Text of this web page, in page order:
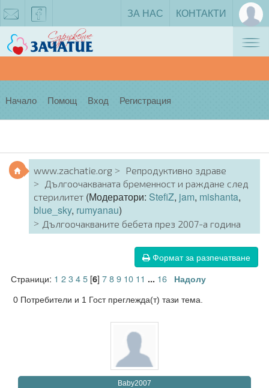
facebook
ЗА НАС КОНТАКТИ
Начало Помощ Вход Регистрация
www.zachatie.org
Репродуктивно здраве
Дългоочакваната бременност и раждане след
стерилитет(Модератори: StefiZ, jam, mishanta,
blue_sky, rumyanau)
Дългоочакваните бебета през 2007-а година
Формат за разпечатване
Страници: 1 2345[6] 789 10 11 ... 16 Надолу
0 Потребители и 1 Гост преглежда(т) тази тема.
Baby2007